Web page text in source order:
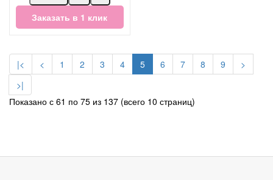
Заказать в 1 клик
|< < 1 2 3 4 5 6 7 8 9
>
>|
Показано с 61 по 75 из 137 (всего 10 страниц)